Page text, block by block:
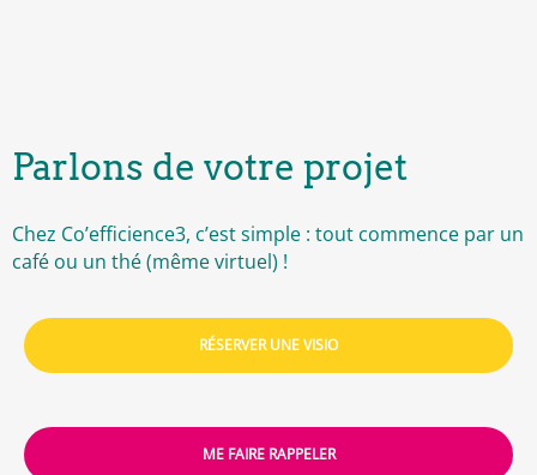
Parlons de votre projet
Chez Co’efficience3, c’est simple : tout commence par un
café ou un thé (même virtuel) !
RÉSERVER UNE VISIO
ME FAIRE RAPPELER